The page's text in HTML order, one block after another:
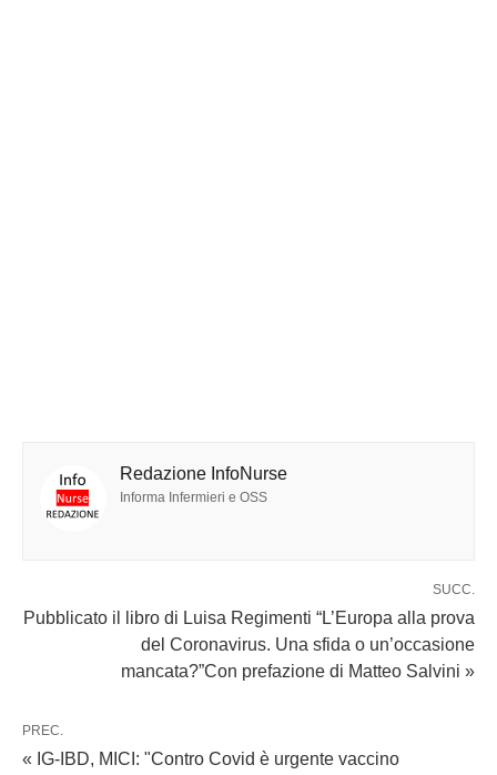
Redazione InfoNurse
Informa Infermieri e OSS
SUCC.
Pubblicato il libro di Luisa Regimenti “L’Europa alla prova
del Coronavirus. Una sfida o un’occasione
mancata?”Con prefazione di Matteo Salvini »
PREC.
« IG-IBD, MICI: "Contro Covid è urgente vaccino